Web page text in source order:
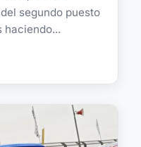
segundo puesto
haciendo...